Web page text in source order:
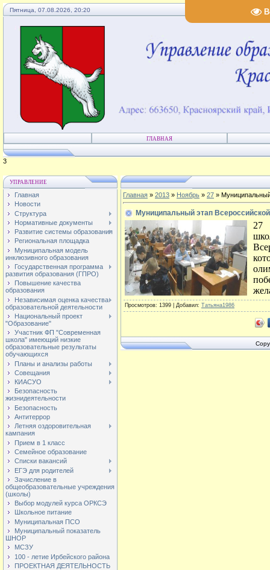
Пятница, 07.08.2026, 20:20
ГЛАВНАЯ
4
УПРАВЛЕНИЕ
Главная
Новости
Структура
Нормативные документы
Развитие системы образования
Региональная площадка
Муниципальная модель
инклюзивного образования
Государственная программа
развития образования (ГПРО)
Повышение качества
образования
Независимая оценка качества
образовательной деятельности
Национальный проект
"Образование"
Участник ФП "Современная
школа" имеющий низкие
образовательные результаты
обучающихся
Планы и анализы работы
Совещания
КИАСУО
Безопасность
жизнидеятельности
Безопасность
Антитеррор
Летняя оздоровительная
кампания
Прием в 1 класс
Семейное образование
Списки вакансий
ЕГЭ для родителей
Зачисление в
общеобразовательные учреждения
(школы)
Выбор модулей курса ОРКСЭ
Школьное питание
Муниципальная ПСО
Муниципальный показатель
ШНОР
МСЗУ
100 - летие Ирбейского района
ПРОЕКТНАЯ ДЕЯТЕЛЬНОСТЬ
Главная » 2013 » Ноябрь » 27 »
Муниципальный этап
27
Просмотров: 1399 | Добавил: Татьяна1986